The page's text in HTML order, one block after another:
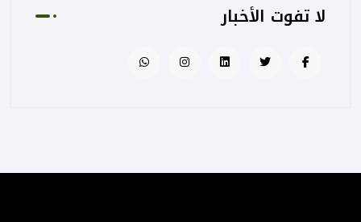
كيف تساهم PEC في رفع جودة
الإشراف المتكامل؟
المباني أكثر إنسانية
لا تفوت الأخبار